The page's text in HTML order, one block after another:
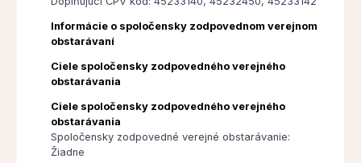
Informácie o spoločensky zodpovednom verejnom
obstarávaní
Ciele spoločensky zodpovedného verejného
obstarávania
Ciele spoločensky zodpovedného verejného
obstarávania
Spoločensky zodpovedné verejné obstarávanie:
Žiadne